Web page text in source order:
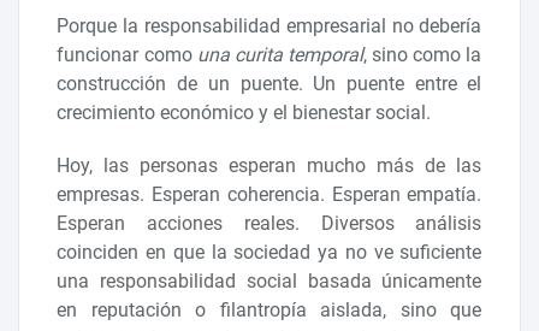
Porque la responsabilidad empresarial no debería
funcionar como una curita temporal, sino como la
construcción de un puente. Un puente entre el
crecimiento económico y el bienestar social.
Hoy, las personas esperan mucho más de las
empresas. Esperan coherencia. Esperan empatía.
Esperan acciones reales. Diversos análisis
coinciden en que la sociedad ya no ve suficiente
una responsabilidad social basada únicamente
en reputación o filantropía aislada, sino que